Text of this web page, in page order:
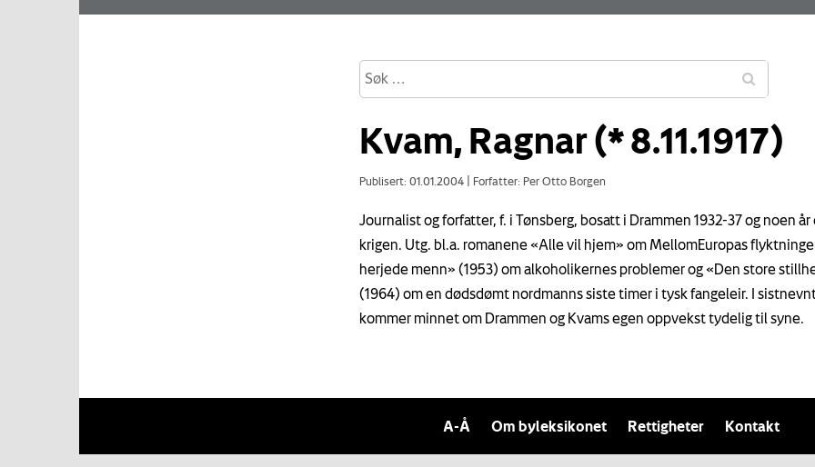
Kvam, Ragnar (* 8.11.1917)
Publisert: 01.01.2004 Forfatter: Per Otto Borgen
Journalist og forfatter, f. i Tønsberg, bosatt i Drammen 1932-37 og noen
krigen. Utg. bl.a. romanene «Alle vil hjem» om Mellom­Europas
herjede menn» (1953) om alkoholikernes problemer og «Den store
(1964) om en dødsdømt nordmanns siste timer i tysk fangeleir. I
kommer minnet om Drammen og Kvams egen oppvekst tydelig til syne.
A-Å Om byleksikonet Rettigheter Kontakt